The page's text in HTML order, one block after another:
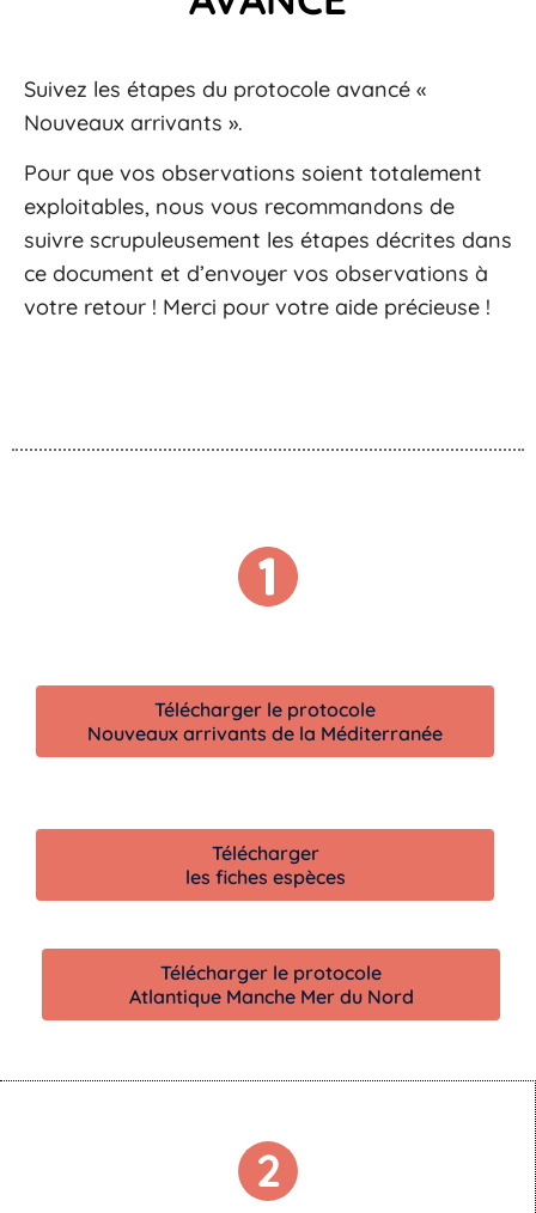
Suivez les étapes du protocole avancé «
Nouveaux arrivants ».
Pour que vos observations soient totalement
exploitables, nous vous recommandons de
suivre scrupuleusement les étapes décrites dans
ce document et d’envoyer vos observations à
votre retour ! Merci pour votre aide précieuse !
Télécharger le protocole
Nouveaux arrivants de la Méditerranée
Télécharger
les fiches espèces
Télécharger le protocole
Atlantique Manche Mer du Nord
2